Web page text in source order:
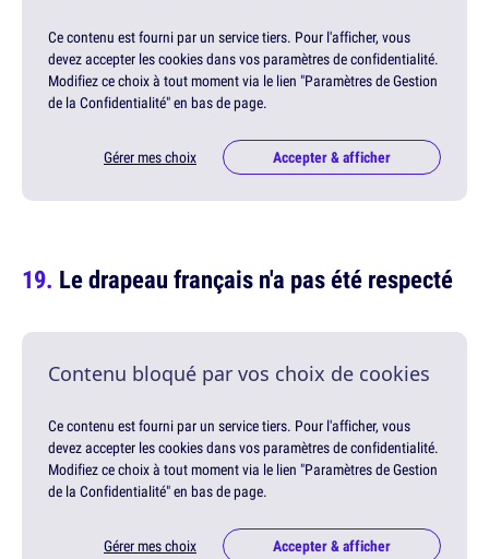
Ce contenu est fourni par un service tiers. Pour l'afficher, vous
devez accepter les cookies dans vos paramètres de confidentialité.
Modifiez ce choix à tout moment via le lien "Paramètres de Gestion
de la Confidentialité" en bas de page.
Gérer mes choix Accepter & afficher
Le drapeau français n'a pas été respecté
Contenu bloqué par vos choix de cookies
Ce contenu est fourni par un service tiers. Pour l'afficher, vous
devez accepter les cookies dans vos paramètres de confidentialité.
Modifiez ce choix à tout moment via le lien "Paramètres de Gestion
de la Confidentialité" en bas de page.
Gérer mes choix Accepter & afficher